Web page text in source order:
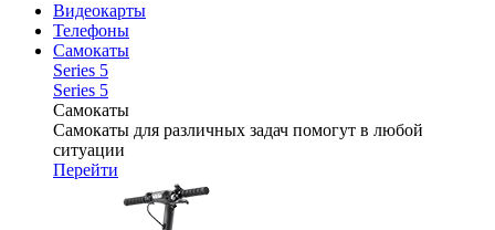
Видеокарты
Телефоны
Самокаты
Series 5
Series 5
Самокаты
Самокаты для различных задач помогут в любой
ситуации
Перейти